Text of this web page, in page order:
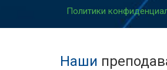
Политики
Наши